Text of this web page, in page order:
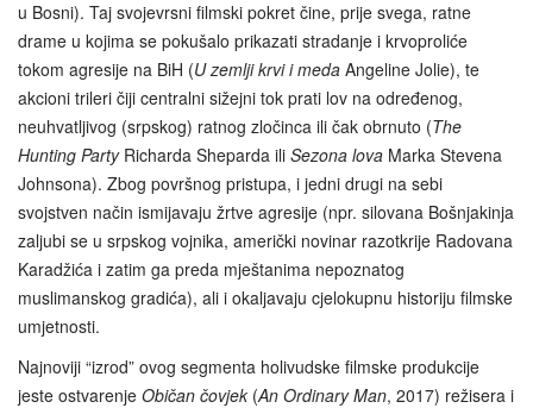
u Bosni). Taj svojevrsni filmski pokret čine, prije svega, ratne
drame u kojima se pokušalo prikazati stradanje i krvoproliće
tokom agresije na BiH (U zemlji krvi i meda Angeline Jolie), te
akcioni trileri čiji centralni sižejni tok prati lov na određenog,
neuhvatljivog (srpskog) ratnog zločinca ili čak obrnuto (The
Hunting PartyRicharda Sheparda ili Sezona lova Marka Stevena
Johnsona). Zbog površnog pristupa, i jedni drugi na sebi
svojstven način ismijavaju žrtve agresije (npr. silovana Bošnjakinja
zaljubi se u srpskog vojnika, američki novinar razotkrije Radovana
Karadžića i zatim ga preda mještanima nepoznatog
muslimanskog gradića), ali i okaljavaju cjelokupnu historiju filmske
umjetnosti.
Najnoviji “izrod” ovog segmenta holivudske filmske produkcije
jeste ostvarenje Običan čovjek (An Ordinary Man, 2017) režisera i